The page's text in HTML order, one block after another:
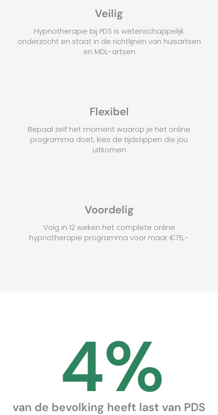
Veilig
Hypnotherapie bij PDS is wetenschappelijk
onderzocht en staat in de richtlijnen van huisartsen
en MDL-artsen
Flexibel
Bepaal zelf het moment waarop je het online
programma doet, kies de tijdstippen die jou
uitkomen
Voordelig
Volg in 12 weken het complete online
hypnotherapie programma voor maar €75,-
4%
van de bevolking heeft last van PDS